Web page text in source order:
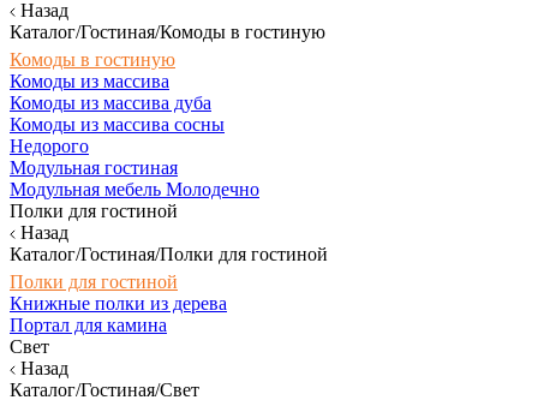
Назад
Каталог/Гостиная/Комоды в гостиную
Комоды в гостиную
Комоды из массива
Комоды из массива дуба
Комоды из массива сосны
Недорого
Модульная гостиная
Модульная мебель Молодечно
Полки для гостиной
Назад
Каталог/Гостиная/Полки для гостиной
Полки для гостиной
Книжные полки из дерева
Портал для камина
Свет
Назад
Каталог/Гостиная/Свет